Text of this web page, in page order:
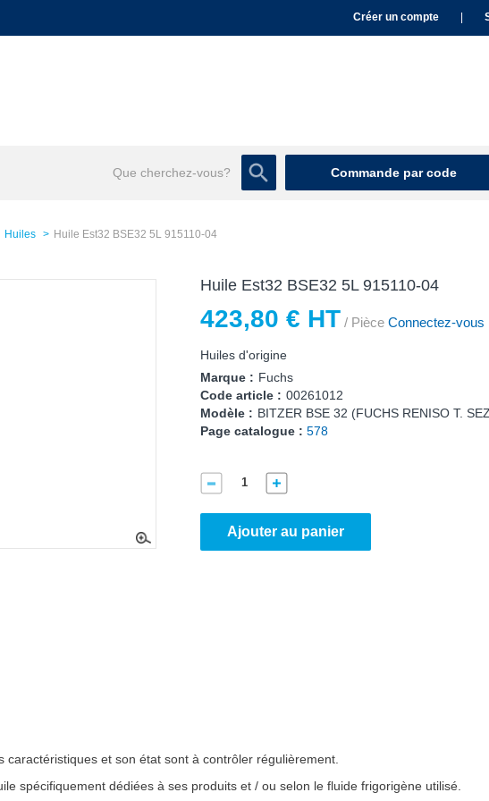
Créer un compte
Commande par code
Huiles Huile Est32 BSE32 5L 915110-04
Huile Est32 BSE32 5L 915110-04
423,80 € HT / Pièce Connectez-vous
Huiles d'origine
Marque : Fuchs
Code article : 00261012
Modèle : BITZER BSE 32 (FUCHS RENISO T.
Page catalogue : 578
Ajouter au panier
et son état sont à contrôler régulièrement.
spécifiquement dédiées à ses produits et / ou selon le fluide frigorigène utilisé.